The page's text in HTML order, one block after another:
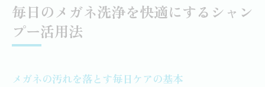
油膜や皮脂汚れに強いメガネシャンプーの特徴
油膜にも強いメガネシャンプーの選び方
メガネの曇り止め効果を高める使い方
毎日のメガネ洗浄を快適にするシャン
プー活用法
メガネの汚れを落とす毎日ケアの基本